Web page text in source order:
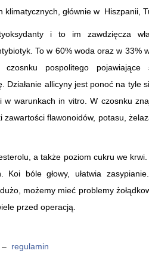
głównie w Hiszpanii,
i to im zawdzięcza
To w 60% woda oraz w 33%
czosnku pospolitego
Działanie allicyny jest ponoć na tyle
w warunkach in vitro. W czosnku
zawartości flawonoidów, potasu,
a także poziom cukru we
Koi bóle głowy, ułatwia
możemy mieć problemy
przed operacją.
– regulamin